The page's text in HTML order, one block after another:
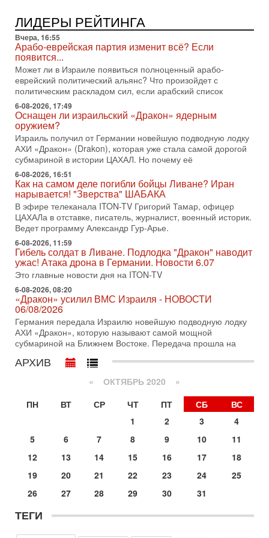
02/08/2026
Президент США Дональд Трамп сегодня заявил об отмене
подготовленного удара по Ирану после обращений
Тегерана и других стран региона. По его словам,
1-08-2026, 17:50
«Русский голос» Израиля: кто заберет его на этот
раз?
Голоса русскоязычных репатриантов не раз кардинально
меняли политический ландшафт Израиля. Достаточно
вспомнить взлет партии «Исраэль ба-алия», когда
31-07-2026, 17:00
Тайны закрытых дверей: о чём на самом деле
молчат Трамп и Нетаньяху?
Недавний визит премьер-министра Израиля Биньямина
Нетаньяху в США и его встреча с Дональдом Трампом
оставили больше вопросов, чем ответов. Полная
31-07-2026, 15:18
Иран готовит покушение на Нетаниягу! Трамп не
хочет эскалации, но КСИР готовит взрыв!
В эфире телеканала ITON-TV СЕРГЕЙ МИГДАЛЬ, эксперт
по вопросам безопасности, офицер запаса
Международного управления полиции Израиля, автор
Битва за разоружение ХАМАСа - НОВОСТИ
31/07/2026
Сегодня президент США Дональд Трамп заявил о
достижении исторического соглашения о полном
разоружении ХАМАСа и других вооруженных группировок в
Иран доведет Трампа до крайних мер? Разбор и
оценка от военного обозревателя Давида Шарпа
Ситуация вокруг противостояния Ирана и США накаляется
с каждым днем. Почему Трамп в самый последний момент
отменил решение о нанесении тяжелых ударов
Покупатель авиакомпании «Аркия» намерен
запретить полеты по субботам!
Вокруг возможной продажи авиакомпании «Аркия»
разгорается громкий конфликт.
Трамп готовит удар по Ирану - НОВОСТИ 30/07/2026
возможность масштабной военной операции против Ирана
ЛИДЕРЫ РЕЙТИНГА
Вчера, 16:55
Арабо-еврейская партия изменит всё? Если
появится...
Может ли в Израиле появиться полноценный арабо-
еврейский политический альянс? Что произойдет с
политическим раскладом сил, если арабский список
6-08-2026, 17:49
Оснащен ли израильский «Дракон» ядерным
оружием?
Израиль получил от Германии новейшую подводную лодку
АХИ «Дракон» (Drakon), которая уже стала самой дорогой
субмариной в истории ЦАХАЛ. Но почему её
6-08-2026, 16:51
Как на самом деле погибли бойцы Ливане? Иран
нарывается! "Зверства" ШАБАКА
В эфире телеканала ITON-TV Григорий Тамар, офицер
ЦАХАЛа в отставке, писатель, журналист, военный историк.
Ведет программу Александр Гур-Арье.
6-08-2026, 11:59
Гибель солдат в Ливане. Подлодка "Дракон" наводит
ужас! Атака дрона в Германии. Новости 6.07
Это главные новости дня на ITON-TV
6-08-2026, 08:20
«Дракон» усилил ВМС Израиля - НОВОСТИ
06/08/2026
Германия передала Израилю новейшую подводную лодку
АХИ «Дракон», которую называют самой мощной
субмариной на Ближнем Востоке. Передача прошла на
АРХИВ
« ОКТЯБРЬ 2020 »
ПН
ВТ СР ЧТ ПТ СБ
ВС
1
2 3
4
5
6 7 8 9 10
11
12
13 14 15 16 17
18
19
20 21 22 23 24
25
26
27 28 29 30 31
ТЕГИ